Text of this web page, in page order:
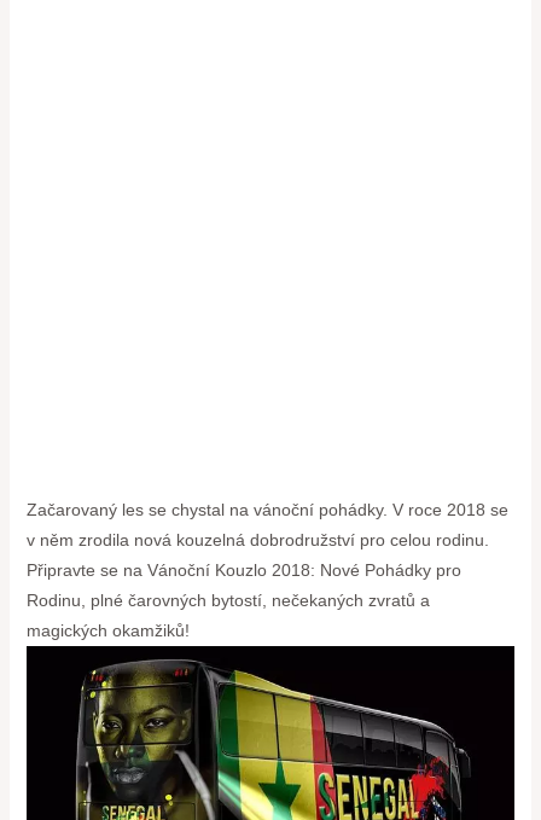
Začarovaný les se chystal na vánoční pohádky. V roce 2018 se
v něm zrodila nová kouzelná dobrodružství pro celou rodinu.
Připravte se na Vánoční Kouzlo 2018: Nové Pohádky pro
Rodinu, plné čarovných bytostí, nečekaných zvratů a
magických okamžiků!